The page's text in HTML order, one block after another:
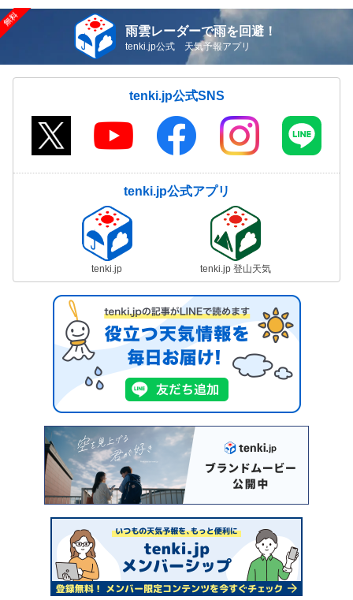
雨雲レーダーで雨を回避！
tenki.jp公式 天気予報アプリ
tenki.jp公式SNS
tenki.jp公式アプリ
tenki.jp tenki.jp 登山天気